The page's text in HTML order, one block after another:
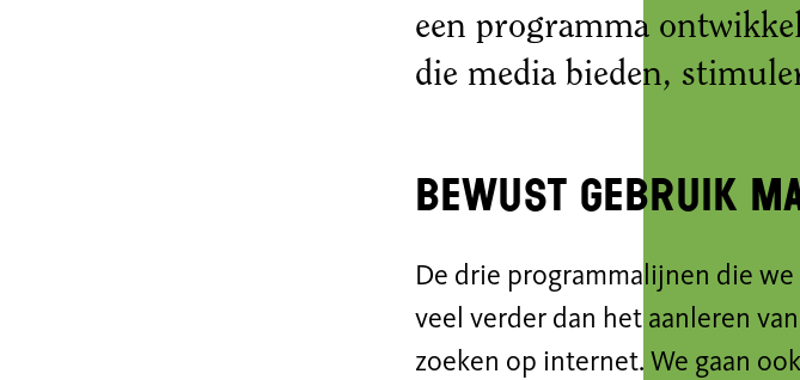
een programma
die media bieden,
Bewust gebruik
De drie programmalijnen die
veel verder dan het aanleren
zoeken op internet. We gaan